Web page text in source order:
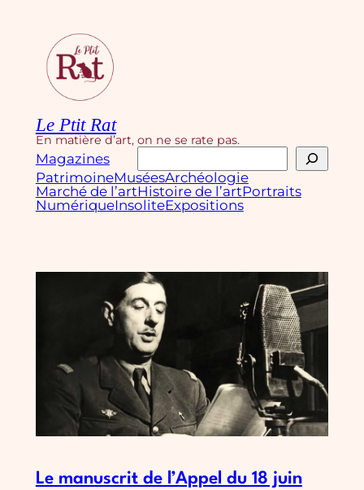
contenu
Le Ptit Rat
En matière d’art, on ne se rate pas.
Magazines
Rechercher
PatrimoineMuséesArchéologie
Marché de l’artHistoire de l’artPortraits
NumériqueInsoliteExpositions
Le manuscrit de l’Appel du 18 juin